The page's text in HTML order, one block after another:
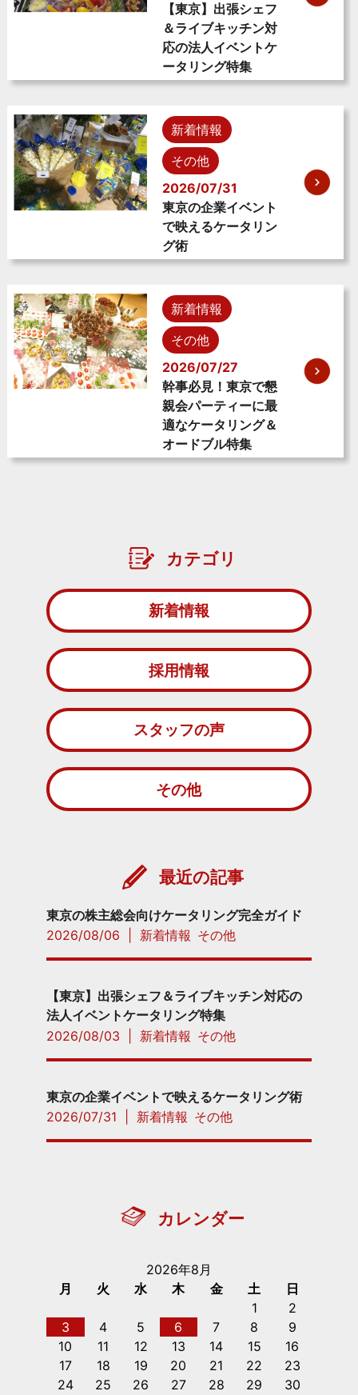
【東京】出張シェフ
＆ライブキッチン対
応の法人イベントケ
ータリング特集
新着情報
その他
2026/07/31
東京の企業イベント
で映えるケータリン
グ術
新着情報
その他
2026/07/27
幹事必見！東京で懇
親会パーティーに最
適なケータリング＆
オードブル特集
カテゴリ
新着情報
採用情報
スタッフの声
その他
最近の記事
東京の株主総会向けケータリング完全ガイド
2026/08/06
新着情報 その他
【東京】出張シェフ＆ライブキッチン対応の
法人イベントケータリング特集
2026/08/03
新着情報 その他
東京の企業イベントで映えるケータリング術
2026/07/31
新着情報 その他
カレンダー
2026年8月
月
火 水 木 金 土
日
1
2
3
4 5 6 7 8
9
10
11 12 13 14 15
16
17
18 19 20 21 22
23
24
25 26 27 28 29 30